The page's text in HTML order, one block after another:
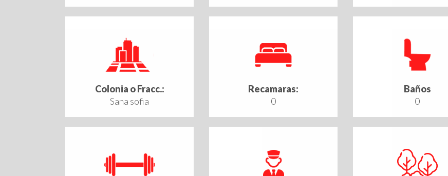
Colonia o Fracc.:
Sana sofia
Recamaras:
0
Baños
0